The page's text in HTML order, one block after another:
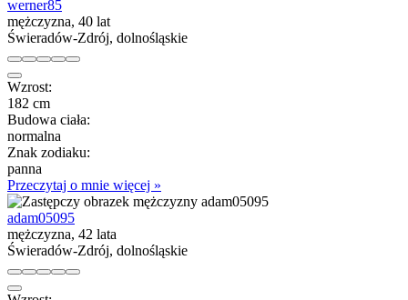
werner85
mężczyzna, 40 lat
Świeradów-Zdrój, dolnośląskie
Wzrost:
182 cm
Budowa ciała:
normalna
Znak zodiaku:
panna
Przeczytaj o mnie więcej »
adam05095
mężczyzna, 42 lata
Świeradów-Zdrój, dolnośląskie